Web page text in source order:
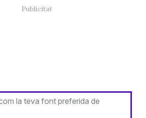
la teva font preferida de